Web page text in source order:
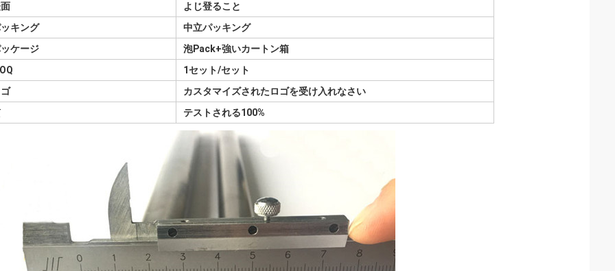
よじ登ること
キング
中立パッキング
ケージ
泡Pack+強いカートン箱
1セット/セット
カスタマイズされたロゴを受け入れなさい
テストされる100%